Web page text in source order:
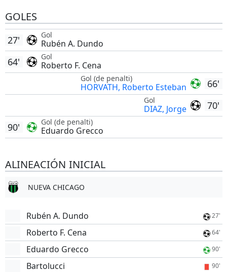
GOLES
Gol
Rubén A. Dundo
27'
Gol
Roberto F. Cena
64'
66'
Gol (de penalti)
HORVATH, Roberto Esteban
70'
Gol
DIAZ, Jorge
Gol (de penalti)
Eduardo Grecco
90'
ALINEACIÓN INICIAL
NUEVA CHICAGO
Rubén A. Dundo 27'
Roberto F. Cena 64'
Eduardo Grecco 90'
Bartolucci 90'